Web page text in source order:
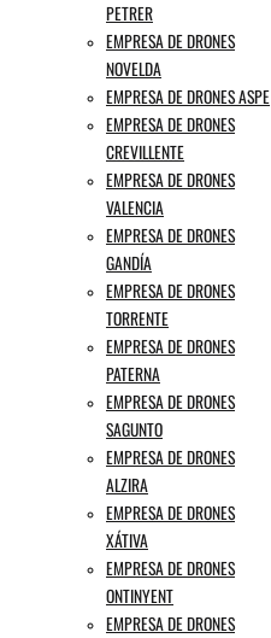
PETRER
EMPRESA DE DRONES
NOVELDA
EMPRESA DE DRONES ASPE
EMPRESA DE DRONES
CREVILLENTE
EMPRESA DE DRONES
VALENCIA
EMPRESA DE DRONES
GANDÍA
EMPRESA DE DRONES
TORRENTE
EMPRESA DE DRONES
PATERNA
EMPRESA DE DRONES
SAGUNTO
EMPRESA DE DRONES
ALZIRA
EMPRESA DE DRONES
XÁTIVA
EMPRESA DE DRONES
ONTINYENT
EMPRESA DE DRONES